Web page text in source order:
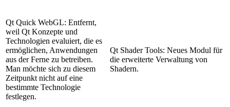
Qt Quick WebGL: Entfernt,
weil Qt Konzepte und
Technologien evaluiert, die es
ermöglichen, Anwendungen
aus der Ferne zu betreiben.
Man möchte sich zu diesem
Zeitpunkt nicht auf eine
bestimmte Technologie
festlegen.
Qt Shader Tools: Neues Modul für
die erweiterte Verwaltung von
Shadern.